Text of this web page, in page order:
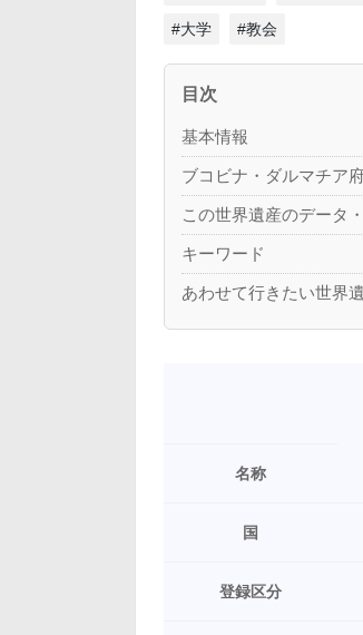
#大学 #教会
目次
基本情報
ブコビナ・ダルマチア
この世界遺産のデータ
キーワード
あわせて行きたい世界
名称
国
登録区分